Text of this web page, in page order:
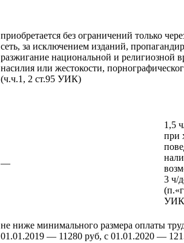
приобретается без ограничений только
сеть, за исключением изданий,
разжигание национальной и религиозной
насилия или жестокости,
(ч.ч.1, 2 ст.95 УИК)
—
1,5
при
3 ч/
не ниже минимального размера оплаты
01.01.2019 — 11280 руб, с 01.01.2020 —